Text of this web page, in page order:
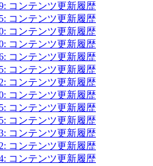
コンテンツ更新履歴
コンテンツ更新履歴
コンテンツ更新履歴
コンテンツ更新履歴
コンテンツ更新履歴
コンテンツ更新履歴
コンテンツ更新履歴
コンテンツ更新履歴
コンテンツ更新履歴
コンテンツ更新履歴
コンテンツ更新履歴
コンテンツ更新履歴
コンテンツ更新履歴